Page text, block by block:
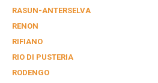
RASUN-ANTERSELVA
RENON
RIFIANO
RIO DI PUSTERIA
RODENGO